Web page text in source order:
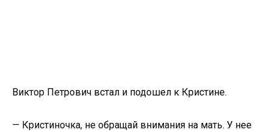
Виктор Петрович встал и подошел к Кристине.
— Кристиночка, не обращай внимания на мать. У нее